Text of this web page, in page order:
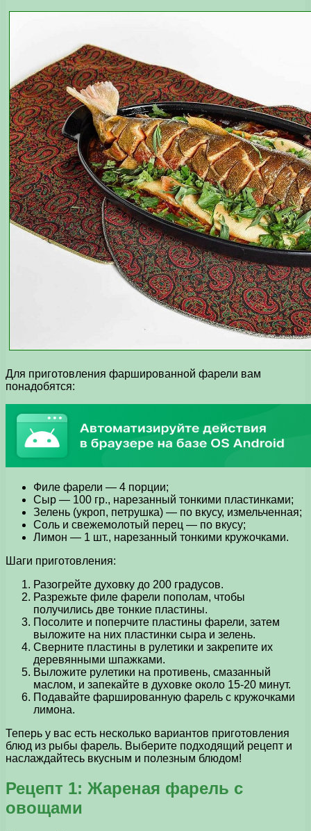
Для приготовления фаршированной фарели вам
понадобятся:
Филе фарели — 4 порции;
Сыр — 100 гр., нарезанный тонкими пластинками;
Зелень (укроп, петрушка) — по вкусу, измельченная;
Соль и свежемолотый перец — по вкусу;
Лимон — 1 шт., нарезанный тонкими кружочками.
Шаги приготовления:
Разогрейте духовку до 200 градусов.
Разрежьте филе фарели пополам, чтобы
получились две тонкие пластины.
Посолите и поперчите пластины фарели, затем
выложите на них пластинки сыра и зелень.
Сверните пластины в рулетики и закрепите их
деревянными шпажками.
Выложите рулетики на противень, смазанный
маслом, и запекайте в духовке около 15-20 минут.
Подавайте фаршированную фарель с кружочками
лимона.
Теперь у вас есть несколько вариантов приготовления
блюд из рыбы фарель. Выберите подходящий рецепт и
наслаждайтесь вкусным и полезным блюдом!
Рецепт 1: Жареная фарель с
овощами